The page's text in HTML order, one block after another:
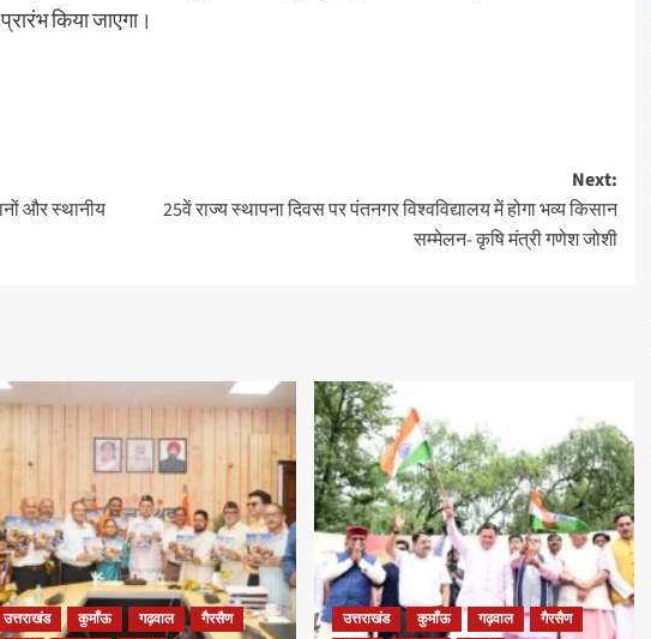
किया जाएगा।
और स्थानीय
Next:
25वें राज्य स्थापना दिवस पर पंतनगर विश्वविद्यालय में होगा भव्य किसान
सम्मेलन- कृषि मंत्री गणेश जोशी
उत्तराखंड कुमाँऊ गढ़वाल
गैरसैण
उत्तराखंड कुमाँऊ गढ़वाल
गैरसैण